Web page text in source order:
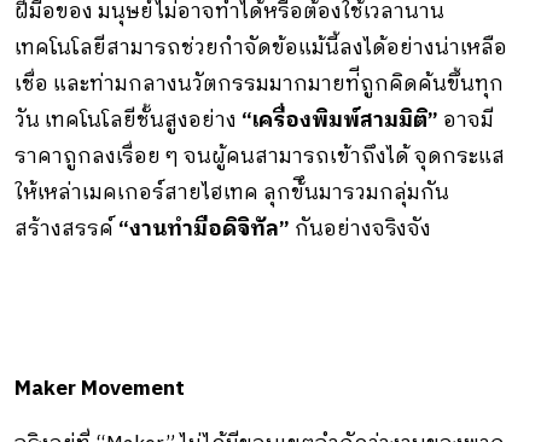
ฝีมือของ มนุษย์ไม่อาจทําได้หรือต้องใช้เวลานาน
เทคโนโลยีสามารถช่วยกําจัดข้อแม้นี้ลงได้อย่างน่าเหลือ
เชื่อ และท่ามกลางนวัตกรรมมากมายท่ีถูกคิดค้นขึ้นทุก
วัน เทคโนโลยีชั้นสูงอย่าง “เครื่องพิมพ์สามมิติ” อาจมี
ราคาถูกลงเรื่อย ๆ จนผู้คนสามารถเข้าถึงได้ จุดกระแส
ให้เหล่าเมคเกอร์สายไฮเทค ลุกข้ึนมารวมกลุ่มกัน
สร้างสรรค์“งานทํามือดิจิทัล” กันอย่างจริงจัง
Maker Movement